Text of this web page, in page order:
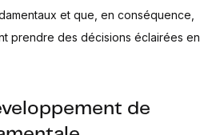
et que, en conséquence,
prendre des décisions éclairées en
de